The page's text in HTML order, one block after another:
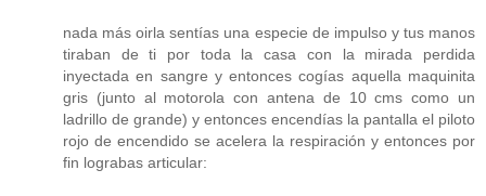
nada más oirla sentías una especie de impulso y tus manos
tiraban de ti por toda la casa con la mirada perdida
inyectada en sangre y entonces cogías aquella maquinita
gris (junto al motorola con antena de 10 cms como un
ladrillo de grande) y entonces encendías la pantalla el piloto
rojo de encendido se acelera la respiración y entonces por
fin lograbas articular: